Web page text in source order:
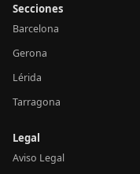
Secciones
Barcelona
Gerona
Lérida
Tarragona
Legal
Aviso Legal